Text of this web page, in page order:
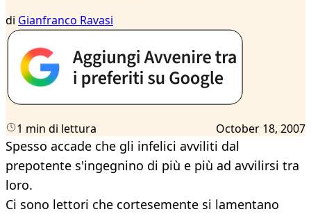
di Gianfranco Ravasi
1 min di lettura October 18, 2007
Spesso accade che gli infelici avviliti dal
prepotente s'ingegnino di più e più ad avvilirsi tra
loro.
Ci sono lettori che cortesemente si lamentano